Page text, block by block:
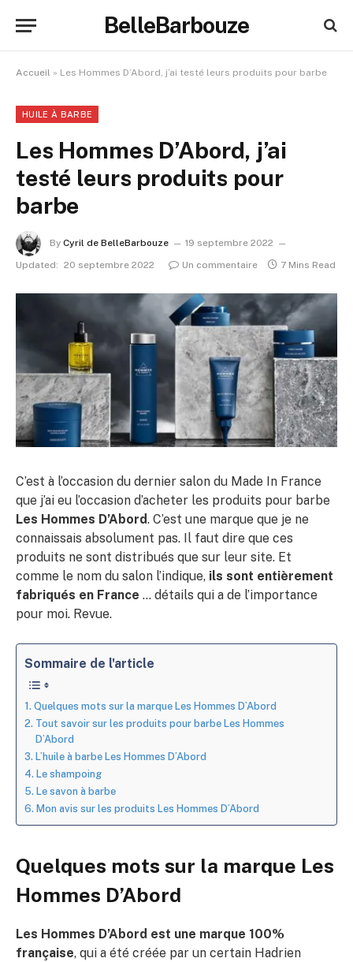
BelleBarbouze
Accueil » Les Hommes D’Abord, j’ai testé leurs produits pour barbe
HUILE À BARBE
Les Hommes D’Abord, j’ai
testé leurs produits pour
barbe
By Cyril de BelleBarbouze
19 septembre 2022
Updated: 20 septembre 2022 Un commentaire 7 Mins Read
C’est à l’occasion du dernier salon du Made In France
que j’ai eu l’occasion d’acheter les produits pour barbe
Les Hommes D’Abord. C’est une marque que je ne
connaissais absolument pas. Il faut dire que ces
produits ne sont distribués que sur leur site. Et
comme le nom du salon l’indique, ils sont entièrement
fabriqués en France … détails qui a de l’importance
pour moi. Revue.
Sommaire de l'article
Quelques mots sur la marque Les Hommes D’Abord
Tout savoir sur les produits pour barbe Les Hommes
D’Abord
L’huile à barbe Les Hommes D’Abord
Le shampoing
Le savon à barbe
Mon avis sur les produits Les Hommes D’Abord
Quelques mots sur la marque Les
Hommes D’Abord
Les Hommes D’Abord est une marque 100%
française, qui a été créée par un certain Hadrien